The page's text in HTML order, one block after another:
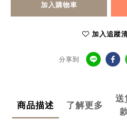
加入購物車
加入追蹤
分享到
商品描述 了解更多
送